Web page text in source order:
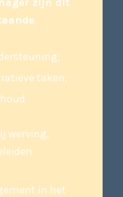
taken;
werving,
in het